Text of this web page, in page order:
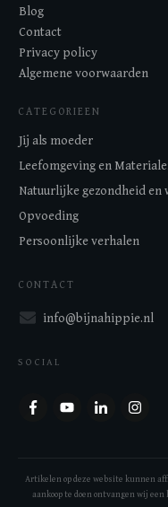
Blog
Contact
Privacy policy
Algemene voorwaarden
CATEGORIEEN
Jij als moeder
Leefomgeving en
Natuurlijke gezondheid en
Opvoeding
Persoonlijke verhalen
CONTACT
info@bijnahippie.nl
SOCIAL
Artikelen op deze website kunnen
aankoop te doen ontvangen wij